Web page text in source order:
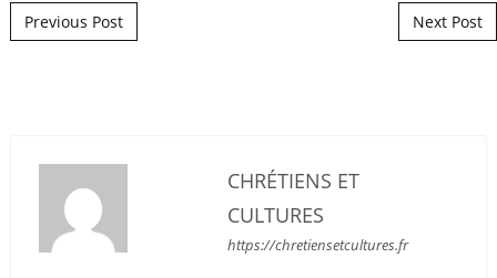
Post navigation
Previous Post Next Post
CHRÉTIENS ET
CULTURES
https://chretiensetcultures.fr